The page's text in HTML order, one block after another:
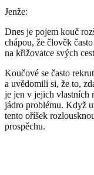
Jenže:
Dnes je pojem kouč
chápou, že člověk
na křižovatce svých
Koučové se často
a uvědomili si, že to,
je jen v jejich vlastních
jádro problému. Když
tento oříšek
prospěchu.